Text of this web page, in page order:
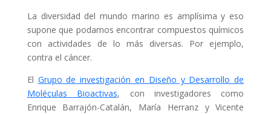
La diversidad del mundo marino es amplísima y eso
supone que podamos encontrar compuestos químicos
con actividades de lo más diversas. Por ejemplo,
contra el cáncer.
El Grupo de investigación en Diseño y Desarrollo de
Moléculas Bioactivas, con investigadores como
Enrique Barrajón-Catalán, María Herranz y Vicente